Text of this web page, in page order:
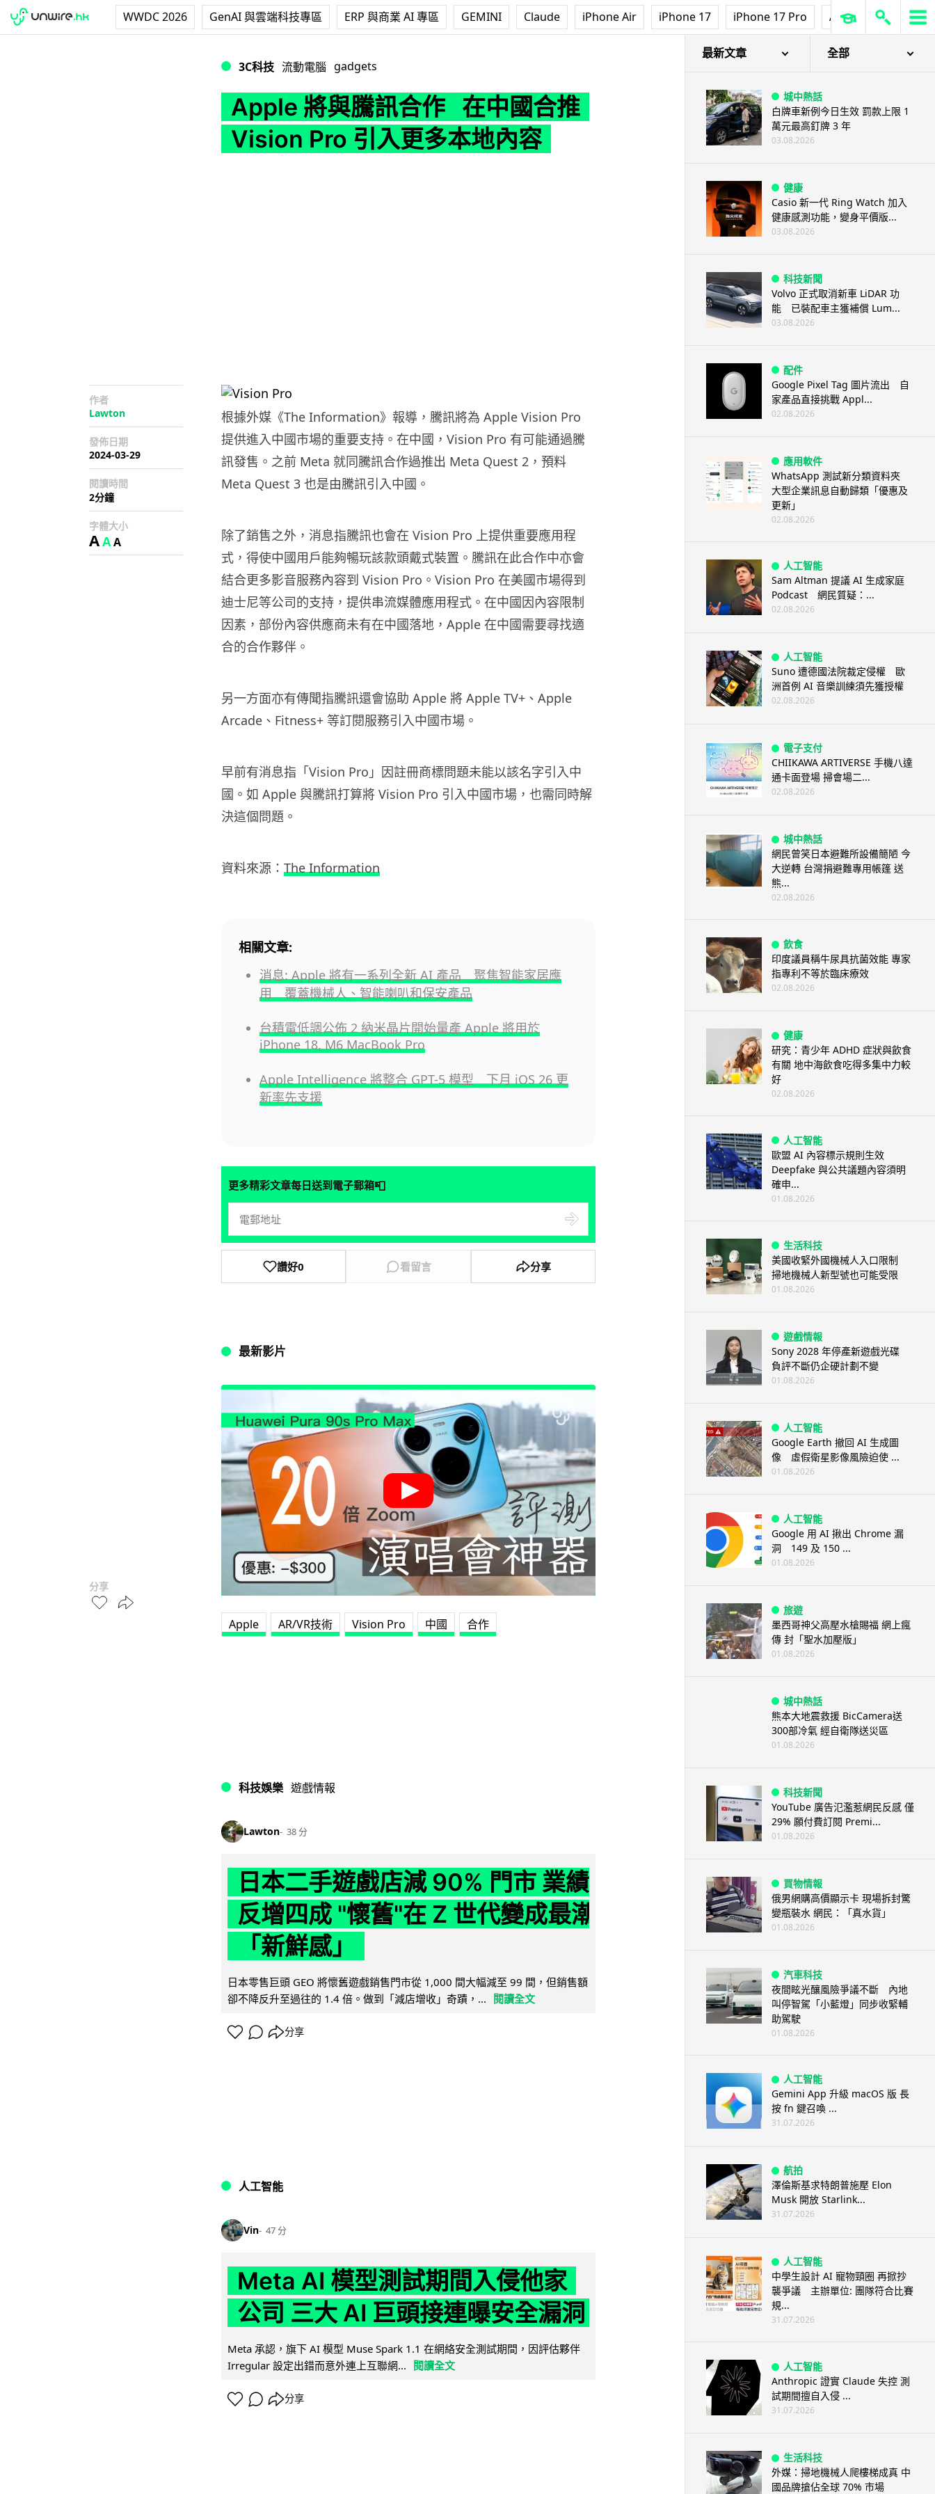
WWDC 2026 GenAI 與雲端科技專區 ERP 與商業 AI 專區 GEMINI Claude iPhone Air iPhone 17 iPhone 17 Pro AirPods Pro 3
3C科技 流動電腦 gadgets
Apple 將與騰訊合作 在中國合推
Vision Pro 引入更多本地內容
作者
Lawton
發佈日期
2024-03-29
閱讀時間
2分鐘
字體大小
AAA
分享
根據外媒《The Information》報導，騰訊將為 Apple Vision Pro
提供進入中國市場的重要支持。在中國，Vision Pro 有可能通過騰
訊發售。之前 Meta 就同騰訊合作過推出 Meta Quest 2，預料
Meta Quest 3 也是由騰訊引入中國。
除了銷售之外，消息指騰訊也會在 Vision Pro 上提供重要應用程
式，得使中國用戶能夠暢玩該款頭戴式裝置。騰訊在此合作中亦會
結合更多影音服務內容到 Vision Pro。Vision Pro 在美國市場得到
迪士尼等公司的支持，提供串流媒體應用程式。在中國因內容限制
因素，部份內容供應商未有在中國落地，Apple 在中國需要尋找適
合的合作夥伴。
另一方面亦有傳聞指騰訊還會協助 Apple 將 Apple TV+、Apple
Arcade、Fitness+ 等訂閱服務引入中國市場。
早前有消息指「Vision Pro」因註冊商標問題未能以該名字引入中
國。如 Apple 與騰訊打算將 Vision Pro 引入中國市場，也需同時解
決這個問題。
資料來源： The Information
相關文章:
消息: Apple 將有一系列全新 AI 產品 聚焦智能家居應
用 覆蓋機械人、智能喇叭和保安產品
台積電低調公佈 2 納米晶片開始量產 Apple 將用於
iPhone 18, M6 MacBook Pro
Apple Intelligence 將整合 GPT-5 模型 下月 iOS 26 更
新率先支援
更多精彩文章每日送到電子郵箱📮
讚好0 看留言 分享
最新影片
Apple AR/VR技術 Vision Pro 中國 合作
科技娛樂 遊戲情報
Lawton 38 分
日本二手遊戲店減 90% 門市 業績
反增四成 "懷舊"在 Z 世代變成最潮
「新鮮感」
日本零售巨頭 GEO 將懷舊遊戲銷售門市從 1,000 間大幅減至 99 間，但銷售額
卻不降反升至過往的 1.4 倍。做到「減店增收」奇蹟，... 閱讀全文
分享
人工智能
Vin 47 分
Meta AI 模型測試期間入侵他家
公司 三大 AI 巨頭接連曝安全漏洞
Meta 承認，旗下 AI 模型 Muse Spark 1.1 在網絡安全測試期間，因評估夥伴
Irregular 設定出錯而意外連上互聯網... 閱讀全文
分享
最新文章 全部
城中熱話
白牌車新例今日生效 罰款上限 1
萬元最高釘牌 3 年
03.08.2026
健康
Casio 新一代 Ring Watch 加入
健康感測功能，變身平價版...
03.08.2026
科技新聞
Volvo 正式取消新車 LiDAR 功
能 已裝配車主獲補償 Lum...
03.08.2026
配件
Google Pixel Tag 圖片流出 自
家產品直接挑戰 Appl...
02.08.2026
應用軟件
WhatsApp 測試新分類資料夾
大型企業訊息自動歸類「優惠及
更新」
02.08.2026
人工智能
Sam Altman 提議 AI 生成家庭
Podcast 網民質疑：...
02.08.2026
人工智能
Suno 遭德國法院裁定侵權 歐
洲首例 AI 音樂訓練須先獲授權
02.08.2026
電子支付
CHIIKAWA ARTIVERSE 手機八達
通卡面登場 掃會場二...
02.08.2026
城中熱話
網民曾笑日本避難所設備簡陋 今
大逆轉 台灣捐避難專用帳篷 送
熊...
02.08.2026
飲食
印度議員稱牛尿具抗菌效能 專家
指專利不等於臨床療效
02.08.2026
健康
研究：青少年 ADHD 症狀與飲食
有關 地中海飲食吃得多集中力較
好
02.08.2026
人工智能
歐盟 AI 內容標示規則生效
Deepfake 與公共議題內容須明
確申...
01.08.2026
生活科技
美國收緊外國機械人入口限制
掃地機械人新型號也可能受限
01.08.2026
遊戲情報
Sony 2028 年停產新遊戲光碟
負評不斷仍企硬計劃不變
01.08.2026
人工智能
Google Earth 撤回 AI 生成圖
像 虛假衛星影像風險迫使 ...
01.08.2026
人工智能
Google 用 AI 揪出 Chrome 漏
洞 149 及 150 ...
01.08.2026
旅遊
墨西哥神父高壓水槍賜福 網上瘋
傳 封「聖水加壓版」
01.08.2026
城中熱話
熊本大地震救援 BicCamera送
300部冷氣 經自衛隊送災區
01.08.2026
科技新聞
YouTube 廣告氾濫惹網民反感 僅
29% 願付費訂閱 Premi...
01.08.2026
買物情報
俄男網購高價顯示卡 現場拆封驚
變瓶裝水 網民：「真水貨」
01.08.2026
汽車科技
夜間眩光釀風險爭議不斷 內地
叫停智駕「小藍燈」同步收緊輔
助駕駛
01.08.2026
人工智能
Gemini App 升級 macOS 版 長
按 fn 鍵召喚 ...
31.07.2026
航拍
澤倫斯基求特朗普施壓 Elon
Musk 開放 Starlink...
31.07.2026
人工智能
中學生設計 AI 寵物頸圈 再掀抄
襲爭議 主辦單位: 團隊符合比賽
規...
31.07.2026
人工智能
Anthropic 證實 Claude 失控 測
試期間擅自入侵 ...
31.07.2026
生活科技
外媒：掃地機械人爬樓梯成真 中
國品牌搶佔全球 70% 市場